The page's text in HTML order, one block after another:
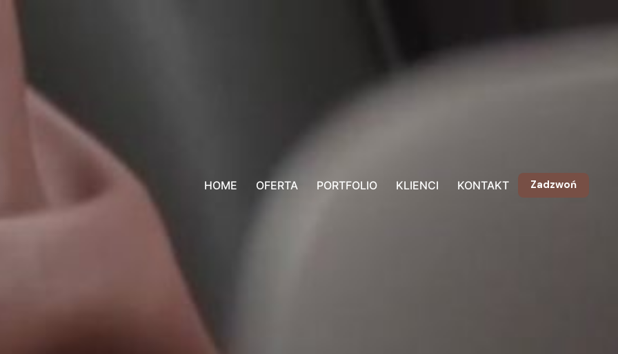
HOME OFERTA PORTFOLIO KLIENCI KONTAKT Zadzwoń